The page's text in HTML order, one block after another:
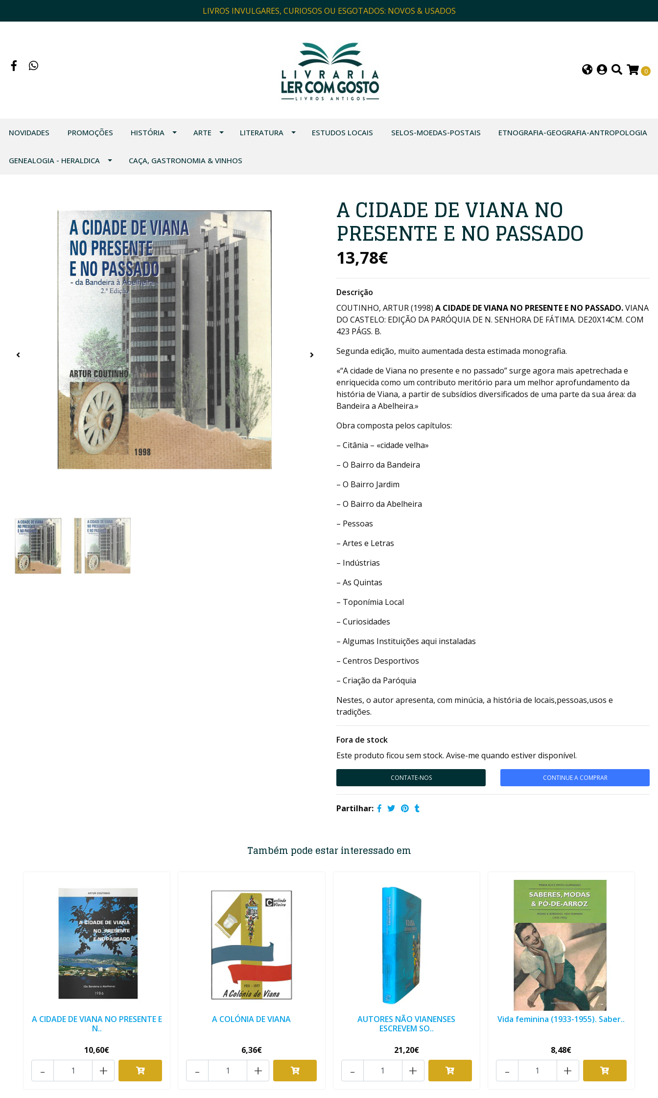
LIVROS INVULGARES, CURIOSOS OU ESGOTADOS: NOVOS & USADOS
0
NOVIDADES PROMOÇÕES HISTÓRIA ARTE LITERATURA ESTUDOS LOCAIS SELOS-MOEDAS-POSTAIS ETNOGRAFIA-GEOGRAFIA-ANTROPOLOGIA
GENEALOGIA - HERALDICA CAÇA, GASTRONOMIA & VINHOS
A CIDADE DE VIANA NO
PRESENTE E NO PASSADO
13,78€
Descrição
COUTINHO, ARTUR (1998) A CIDADE DE VIANA NO PRESENTE E NO PASSADO.VIANA
DO CASTELO: EDIÇÃO DA PARÓQUIA DE N. SENHORA DE FÁTIMA. DE20X14CM. COM
423 PÁGS. B.
Segunda edição, muito aumentada desta estimada monografia.
«“A cidade de Viana no presente e no passado” surge agora mais apetrechada e
enriquecida como um contributo meritório para um melhor aprofundamento da
história de Viana, a partir de subsídios diversificados de uma parte da sua área: da
Bandeira a Abelheira.»
Obra composta pelos capítulos:
– Citânia – «cidade velha»
– O Bairro da Bandeira
– O Bairro Jardim
– O Bairro da Abelheira
– Pessoas
– Artes e Letras
– Indústrias
– As Quintas
– Toponímia Local
– Curiosidades
– Algumas Instituições aqui instaladas
– Centros Desportivos
– Criação da Paróquia
Nestes, o autor apresenta, com minúcia, a história de locais,pessoas,usos e
tradições.
Fora de stock
Este produto ficou sem stock. Avise-me quando estiver disponível.
CONTATE-NOS CONTINUE A COMPRAR
Partilhar:
Também pode estar interessado em
A CIDADE DE VIANA NO PRESENTE E
N..
10,60€
+
-
A COLÓNIA DE VIANA
6,36€
+
-
AUTORES NÃO VIANENSES
ESCREVEM SO..
21,20€
+
-
Vida feminina (1933-1955). Saber..
8,48€
+
-